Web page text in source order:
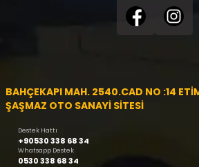
BAHÇEKAPI MAH. 2540.CAD NO :14
ŞAŞMAZ OTO SANAYİ SİTESİ
Destek Hattı
+90530 338 68 34
Whatsapp Destek
0530 338 68 34